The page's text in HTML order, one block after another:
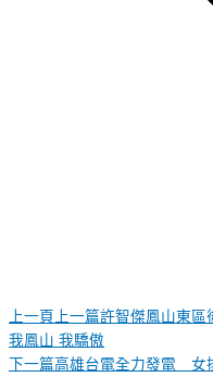
上一頁 上一篇許智傑鳳山東區
我鳳山 我驕傲
下一篇高雄台電全力發電 女